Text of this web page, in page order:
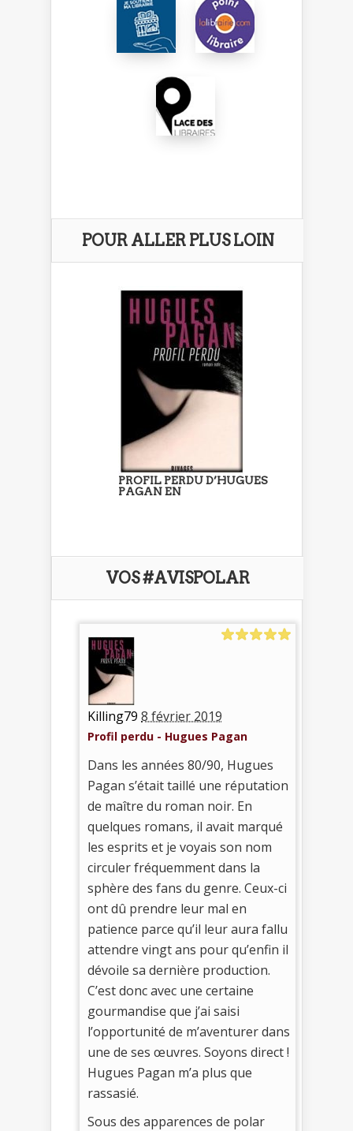
POUR ALLER PLUS LOIN
PROFIL PERDU D’HUGUES
PAGAN EN
VOS #AVISPOLAR
Killing79 8 février 2019
Profil perdu - Hugues Pagan
Dans les années 80/90, Hugues
Pagan s’était taillé une réputation
de maître du roman noir. En
quelques romans, il avait marqué
les esprits et je voyais son nom
circuler fréquemment dans la
sphère des fans du genre. Ceux-ci
ont dû prendre leur mal en
patience parce qu’il leur aura fallu
attendre vingt ans pour qu’enfin il
dévoile sa dernière production.
C’est donc avec une certaine
gourmandise que j’ai saisi
l’opportunité de m’aventurer dans
une de ses œuvres. Soyons direct !
Hugues Pagan m’a plus que
rassasié.
Sous des apparences de polar